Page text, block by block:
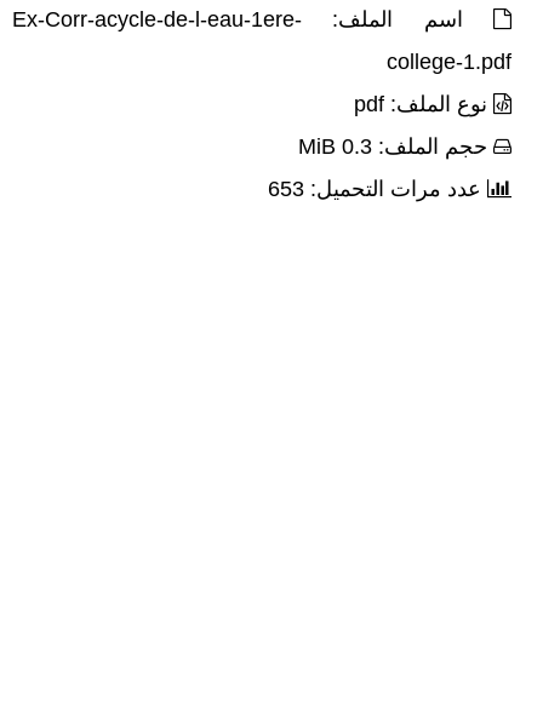
اسم الملف: Ex-Corr-acycle-de-l-eau-1ere-
college-1.pdf
نوع الملف: pdf
حجم الملف: 0.3 MiB
عدد مرات التحميل: 653